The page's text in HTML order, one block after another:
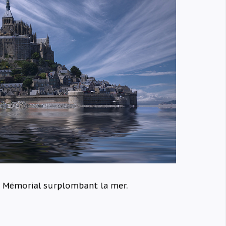
Mémorial surplombant la mer.